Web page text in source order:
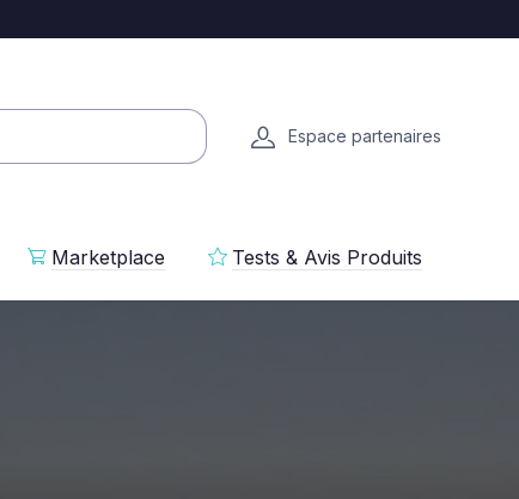
Espace partenaires
Marketplace Tests & Avis Produits